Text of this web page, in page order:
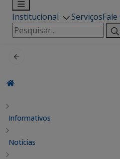
Institucional Serviços
Pesquisar
por:
Informativos
Notícias